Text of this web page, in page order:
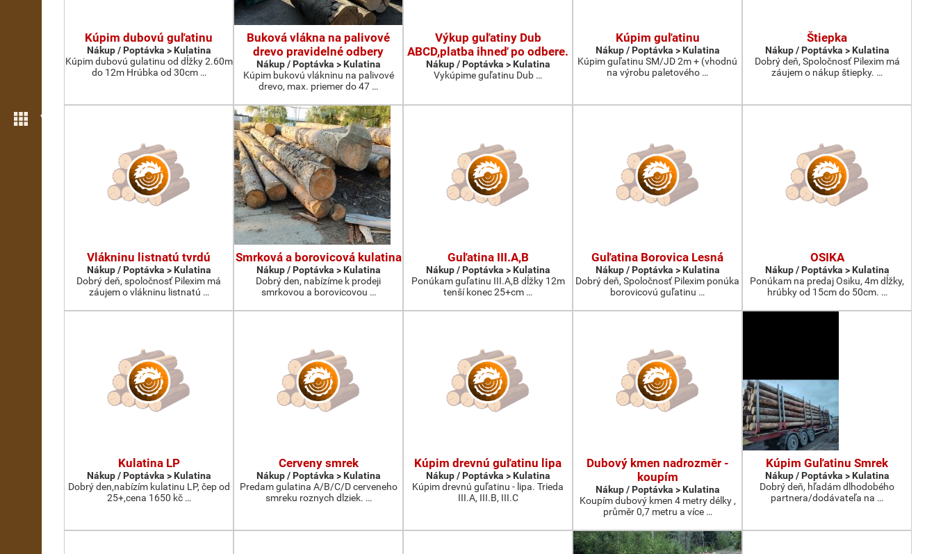
Více možností
Kúpim dubovú guľatinu
Nákup / Poptávka > Kulatina
Kúpim dubovú gulatinu od dĺžky 2.60m
do 12m Hrúbka od 30cm …
Buková vlákna na palivové
drevo pravidelné odbery
Nákup / Poptávka > Kulatina
Kúpim bukovú vlákninu na palivové
drevo, max. priemer do 47 …
Výkup guľatiny Dub
ABCD,platba ihneď po odbere.
Nákup / Poptávka > Kulatina
Vykúpime guľatinu Dub …
Kúpim guľatinu
Nákup / Poptávka > Kulatina
Kúpim guľatinu SM/JD 2m + (vhodnú
na výrobu paletového …
Štiepka
Nákup / Poptávka > Kulatina
Dobrý deň, Spoločnosť Pilexim má
záujem o nákup štiepky. …
Vlákninu listnatú tvrdú
Nákup / Poptávka > Kulatina
Dobrý deň, spoločnosť Pilexim má
záujem o vlákninu listnatú …
Smrková a borovicová kulatina
Nákup / Poptávka > Kulatina
Dobrý den, nabízíme k prodeji
smrkovou a borovicovou …
Guľatina III.A,B
Nákup / Poptávka > Kulatina
Ponúkam guľatinu III.A,B dĺžky 12m
tenší konec 25+cm …
Guľatina Borovica Lesná
Nákup / Poptávka > Kulatina
Dobrý deň, Spoločnosť Pilexim ponúka
borovicovú guľatinu …
OSIKA
Nákup / Poptávka > Kulatina
Ponúkam na predaj Osiku, 4m dĺžky,
hrúbky od 15cm do 50cm. …
Kulatina LP
Nákup / Poptávka > Kulatina
Dobrý den,nabízím kulatinu LP, čep od
25+,cena 1650 kč …
Cerveny smrek
Nákup / Poptávka > Kulatina
Predam gulatina A/B/C/D cerveneho
smreku roznych dlziek. …
Kúpim drevnú guľatinu lipa
Nákup / Poptávka > Kulatina
Kúpim drevnú guľatinu - lipa. Trieda
III.A, III.B, III.C
Dubový kmen nadrozměr -
koupím
Nákup / Poptávka > Kulatina
Koupím dubový kmen 4 metry délky ,
průměr 0,7 metru a více …
Kúpim Guľatinu Smrek
Nákup / Poptávka > Kulatina
Dobrý deň, hľadám dlhodobého
partnera/dodávateľa na …